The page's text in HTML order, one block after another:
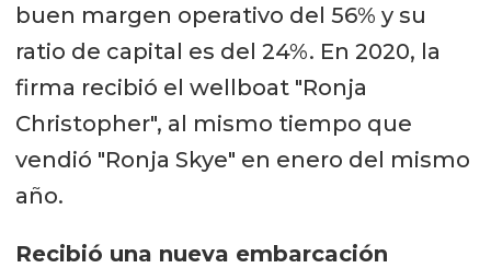
buen margen operativo del 56% y su
ratio de capital es del 24%. En 2020, la
firma recibió el wellboat "Ronja
Christopher", al mismo tiempo que
vendió "Ronja Skye" en enero del mismo
año.
Recibió una nueva embarcación